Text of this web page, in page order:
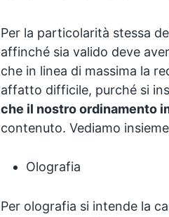
Per la particolarità stessa
affinché sia valido deve
che in linea di massima la
affatto difficile, purché si
che il nostro ordinamento
contenuto. Vediamo
Olografia
Per olografia si intende la